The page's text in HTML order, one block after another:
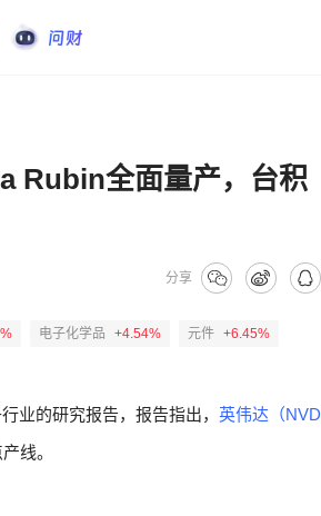
Rubin全面量产，台积
分享
电子化学品 +4.54% 元件 +6.45%
业的研究报告，报告指出， 英伟达（NVD
线。